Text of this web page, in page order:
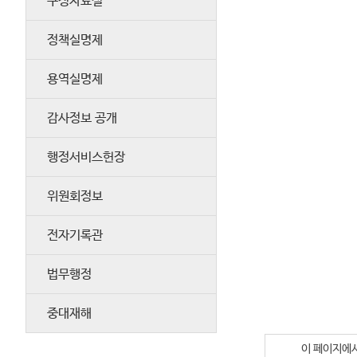
정책실명제
용역실명제
감사정보 공개
행정서비스헌장
위원회정보
전자기록관
법무행정
중대재해
이 페이지에